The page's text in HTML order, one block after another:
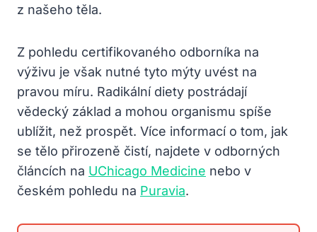
z našeho těla.
Z pohledu certifikovaného odborníka na
výživu je však nutné tyto mýty uvést na
pravou míru. Radikální diety postrádají
vědecký základ a mohou organismu spíše
ublížit, než prospět. Více informací o tom, jak
se tělo přirozeně čistí, najdete v odborných
článcích na UChicago Medicine nebo v
českém pohledu na Puravia.